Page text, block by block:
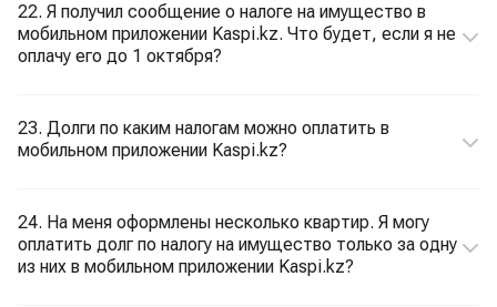
22. Я получил сообщение о налоге на имущество в
мобильном приложении Kaspi.kz. Что будет, если я не
оплачу его до 1 октября?
23. Долги по каким налогам можно оплатить в
мобильном приложении Kaspi.kz?
24. На меня оформлены несколько квартир. Я могу
оплатить долг по налогу на имущество только за одну
из них в мобильном приложении Kaspi.kz?